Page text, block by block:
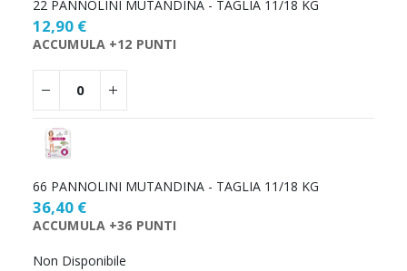
22 PANNOLINI MUTANDINA - TAGLIA 11/18 KG
12,90 €
ACCUMULA +12 PUNTI
66 PANNOLINI MUTANDINA - TAGLIA 11/18 KG
36,40 €
ACCUMULA +36 PUNTI
Non Disponibile